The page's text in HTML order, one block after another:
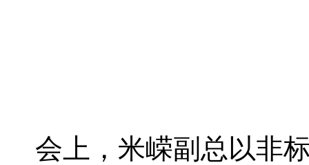
会上，米嵘副总以非